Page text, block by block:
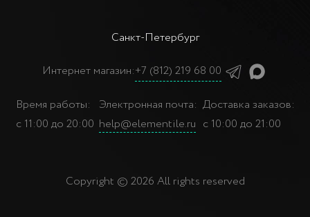
Санкт-Петербург
Интернет магазин:+7 (812) 219 68 00
Время работы:
с 11:00 до 20:00
Электронная почта:
help@elementile.ru
Доставка заказов:
с 10:00 до 21:00
Copyright © 2026 All rights reserved